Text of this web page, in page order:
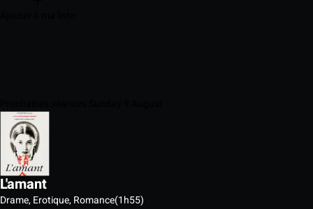
L'amant
Drame, Erotique, Romance(1h55)